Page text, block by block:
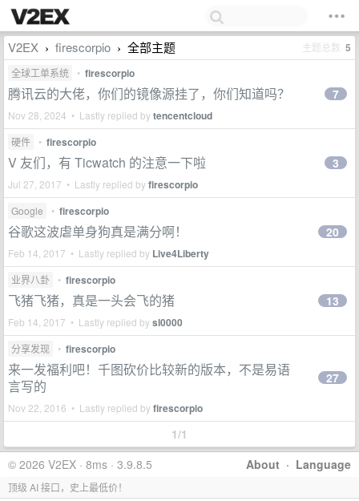
V2EX › firescorpio › 全部主题 主题总数 5
全球工单系统 • firescorpio
腾讯云的大佬，你们的镜像源挂了，你们知道吗？
Nov 28, 2024 • Lastly replied bytencentcloud
7
硬件 • firescorpio
V 友们，有 Ticwatch 的注意一下啦
Jul 27, 2017 • Lastly replied byfirescorpio
3
Google • firescorpio
谷歌这波虐单身狗真是满分啊！
Feb 14, 2017 • Lastly replied by Live4Liberty
20
业界八卦 • firescorpio
飞猪飞猪，真是一头会飞的猪
Feb 14, 2017 • Lastly replied bysl0000
13
分享发现 • firescorpio
来一发福利吧！千图砍价比较新的版本，不是易语
言写的
Nov 22, 2016 • Lastly replied byfirescorpio
27
1/1
About · Language
© 2026 V2EX · 8ms · 3.9.8.5
顶级 AI 接口，史上最低价！